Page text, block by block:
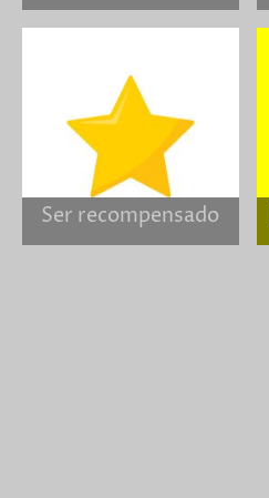
Ser recompensado